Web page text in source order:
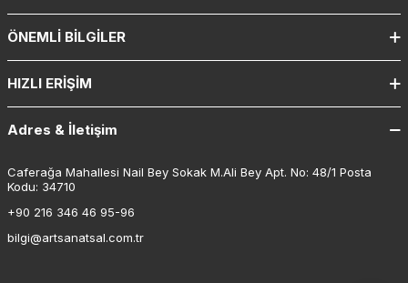
ÖNEMLI BILGILER
HIZLI ERIŞIM
Adres & İletişim
Caferağa Mahallesi Nail Bey Sokak M.Ali Bey Apt. No: 48/1 Posta
Kodu: 34710
+90 216 346 46 95-96
bilgi@artsanatsal.com.tr